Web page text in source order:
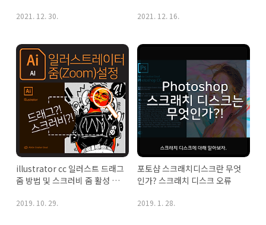
2021. 12. 30. 2021. 12. 16.
illustrator cc 일러스트 드래그
줌 방법 및 스크러비 줌 활성 방
2019. 10. 29.
포토샵 스크래치디스크란 무엇
인가? 스크래치 디스크 오류
2019. 1. 28.